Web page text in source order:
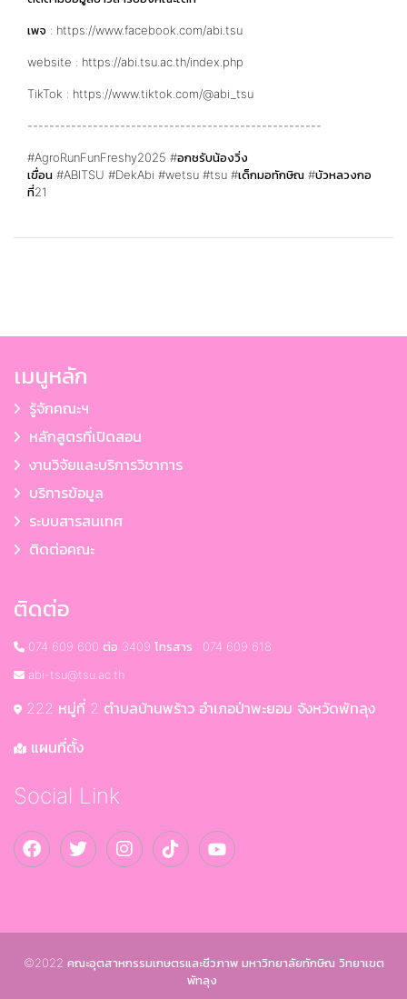
เพจ : https://www.facebook.com/abi.tsu
website : https://abi.tsu.ac.th/index.php
TikTok : https://www.tiktok.com/@abi_tsu
------------------------------------------------------
#AgroRunFunFreshy2025 #อกชรับน้องวิ่ง
เขื่อน #ABITSU #DekAbi #wetsu #tsu #เด็กมอทักษิณ #บัวหลวงกอ
ที่21
เมนูหลัก
รู้จักคณะฯ
หลักสูตรที่เปิดสอน
งานวิจัยและบริการวิชาการ
บริการข้อมูล
ระบบสารสนเทศ
ติดต่อคณะ
ติดต่อ
074 609 600 ต่อ 3409 โทรสาร : 074 609 618
abi-tsu@tsu.ac.th
222 หมู่ที่ 2 ตำบลบ้านพร้าว อำเภอป่าพะยอม จังหวัดพัทลุง
แผนที่ตั้ง
Social Link
©2022 คณะอุตสาหกรรมเกษตรและชีวภาพ มหาวิทยาลัยทักษิณ วิทยาเขต
พัทลุง